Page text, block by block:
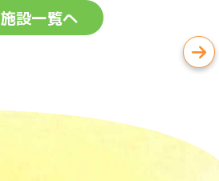
施設一覧へ